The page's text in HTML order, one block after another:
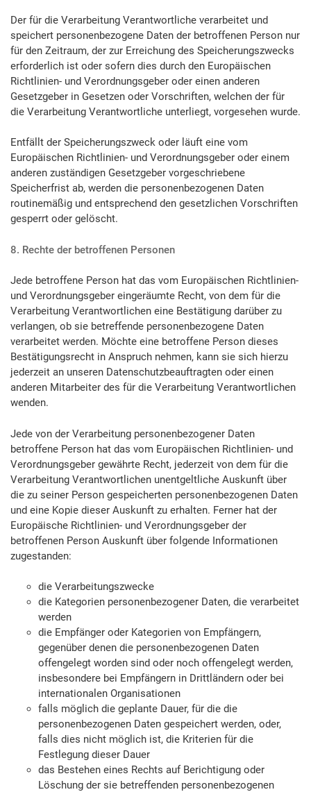
Der für die Verarbeitung Verantwortliche verarbeitet und
speichert personenbezogene Daten der betroffenen Person nur
für den Zeitraum, der zur Erreichung des Speicherungszwecks
erforderlich ist oder sofern dies durch den Europäischen
Richtlinien- und Verordnungsgeber oder einen anderen
Gesetzgeber in Gesetzen oder Vorschriften, welchen der für
die Verarbeitung Verantwortliche unterliegt, vorgesehen wurde.
Entfällt der Speicherungszweck oder läuft eine vom
Europäischen Richtlinien- und Verordnungsgeber oder einem
anderen zuständigen Gesetzgeber vorgeschriebene
Speicherfrist ab, werden die personenbezogenen Daten
routinemäßig und entsprechend den gesetzlichen Vorschriften
gesperrt oder gelöscht.
8. Rechte der betroffenen Personen
Jede betroffene Person hat das vom Europäischen Richtlinien-
und Verordnungsgeber eingeräumte Recht, von dem für die
Verarbeitung Verantwortlichen eine Bestätigung darüber zu
verlangen, ob sie betreffende personenbezogene Daten
verarbeitet werden. Möchte eine betroffene Person dieses
Bestätigungsrecht in Anspruch nehmen, kann sie sich hierzu
jederzeit an unseren Datenschutzbeauftragten oder einen
anderen Mitarbeiter des für die Verarbeitung Verantwortlichen
wenden.
Jede von der Verarbeitung personenbezogener Daten
betroffene Person hat das vom Europäischen Richtlinien- und
Verordnungsgeber gewährte Recht, jederzeit von dem für die
Verarbeitung Verantwortlichen unentgeltliche Auskunft über
die zu seiner Person gespeicherten personenbezogenen Daten
und eine Kopie dieser Auskunft zu erhalten. Ferner hat der
Europäische Richtlinien- und Verordnungsgeber der
betroffenen Person Auskunft über folgende Informationen
zugestanden:
die Verarbeitungszwecke
die Kategorien personenbezogener Daten, die verarbeitet
werden
die Empfänger oder Kategorien von Empfängern,
gegenüber denen die personenbezogenen Daten
offengelegt worden sind oder noch offengelegt werden,
insbesondere bei Empfängern in Drittländern oder bei
internationalen Organisationen
falls möglich die geplante Dauer, für die die
personenbezogenen Daten gespeichert werden, oder,
falls dies nicht möglich ist, die Kriterien für die
Festlegung dieser Dauer
das Bestehen eines Rechts auf Berichtigung oder
Löschung der sie betreffenden personenbezogenen